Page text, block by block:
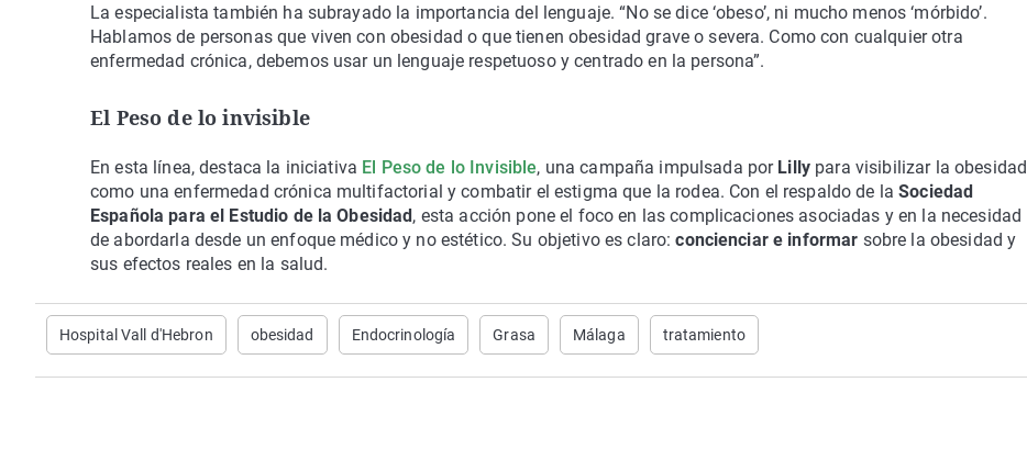
La especialista también ha subrayado la importancia del lenguaje. “No se dice ‘obeso’, ni mucho menos ‘mórbido’.
Hablamos de personas que viven con obesidad o que tienen obesidad grave o severa. Como con cualquier otra
enfermedad crónica, debemos usar un lenguaje respetuoso y centrado en la persona”.
El Peso de lo invisible
En esta línea, destaca la iniciativa El Peso de lo Invisible, una campaña impulsada por Lilly para visibilizar la obesidad
como una enfermedad crónica multifactorial y combatir el estigma que la rodea. Con el respaldo de laSociedad
Española para el Estudio de la Obesidad, esta acción pone el foco en las complicaciones asociadas y en la necesidad
de abordarla desde un enfoque médico y no estético. Su objetivo es claro:concienciar e informar sobre la obesidad y
sus efectos reales en la salud.
Hospital Vall d'Hebron obesidad Endocrinología Grasa Málaga tratamiento